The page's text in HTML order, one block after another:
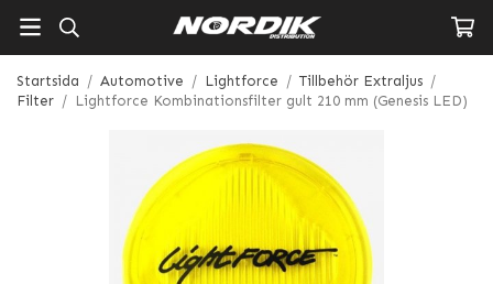
Startsida / Automotive / Lightforce / Tillbehör Extraljus /
Filter / Lightforce Kombinationsfilter gult 210 mm (Genesis LED)